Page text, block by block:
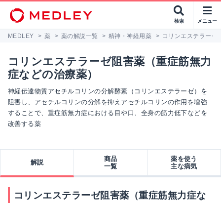
検索 メニュー
MEDLEY > 薬 > 薬の解説一覧 > 精神・神経用薬 > コリンエステラーゼ
コリンエステラーゼ阻害薬（重症筋無力
症などの治療薬）
神経伝達物質アセチルコリンの分解酵素（コリンエステラーゼ）を
阻害し、アセチルコリンの分解を抑えアセチルコリンの作用を増強
することで、重症筋無力症における目や口、全身の筋力低下などを
改善する薬
解説
商品
一覧
薬を使う
主な病気
コリンエステラーゼ阻害薬（重症筋無力症な